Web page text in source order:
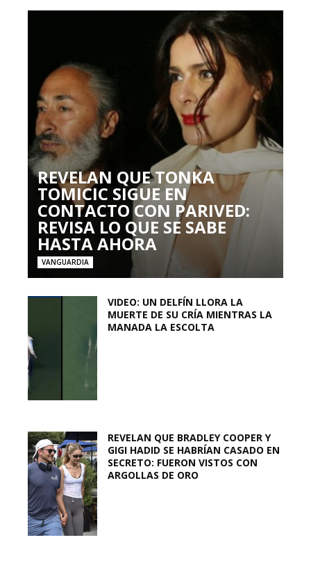
REVELAN QUE TONKA
TOMICIC SIGUE EN
CONTACTO CON PARIVED:
REVISA LO QUE SE SABE
HASTA AHORA
VANGUARDIA
VIDEO: UN DELFÍN LLORA LA
MUERTE DE SU CRÍA MIENTRAS LA
MANADA LA ESCOLTA
REVELAN QUE BRADLEY COOPER Y
GIGI HADID SE HABRÍAN CASADO EN
SECRETO: FUERON VISTOS CON
ARGOLLAS DE ORO